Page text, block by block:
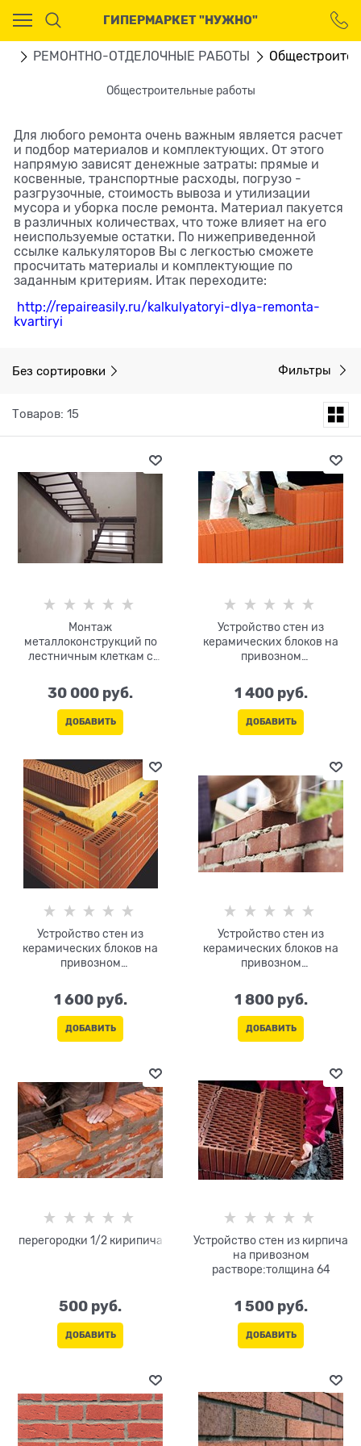
ГИПЕРМАРКЕТ "НУЖНО"
РЕМОНТНО-ОТДЕЛОЧНЫЕ РАБОТЫ
Общестроительные работы
Для любого ремонта очень важным является расчет
и подбор материалов и комплектующих. От этого
напрямую зависят денежные затраты: прямые и
косвенные, транспортные расходы, погрузо -
разгрузочные, стоимость вывоза и утилизации
мусора и уборка после ремонта. Материал пакуется
в различных количествах, что тоже влияет на его
неиспользуемые остатки. По нижеприведенной
ссылке калькуляторов Вы с легкостью сможете
просчитать материалы и комплектующие по
заданным критериям. Итак переходите:
http://repaireasily.ru/kalkulyatoryi-dlya-remonta-
kvartiryi
Без сортировки Фильтры
Товаров: 15
Монтаж
металлоконструкций по
лестничным клеткам с
покрытием
30 000 руб.
ДОБАВИТЬ
Устройство стен из
керамических блоков на
привозном
1 400 руб.
ДОБАВИТЬ
Устройство стен из
керамических блоков на
привозном
1 600 руб.
ДОБАВИТЬ
Устройство стен из
керамических блоков на
привозном
1 800 руб.
ДОБАВИТЬ
перегородки 1/2 кирипича
500 руб.
ДОБАВИТЬ
Устройство стен из кирпича
на привозном
растворе:толщина 64
1 500 руб.
ДОБАВИТЬ
Ваш город - Москва,
угадали?
ДА НЕТ